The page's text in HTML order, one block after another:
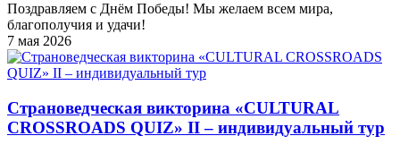
Поздравляем с Днём Победы! Мы желаем всем мира,
благополучия и удачи!
7 мая 2026
Страноведческая викторина «CULTURAL
CROSSROADS QUIZ» II – индивидуальный тур